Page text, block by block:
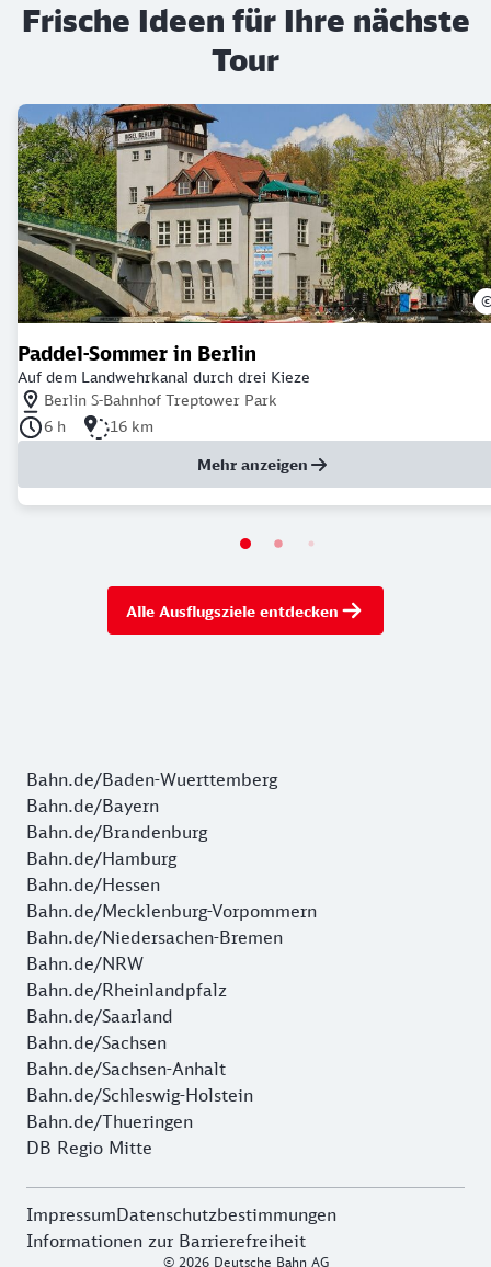
Frische Ideen für Ihre nächste
Tour
Paddel-Sommer in Berlin
Auf dem Landwehrkanal durch drei Kieze
Nächstgelegener Bahnhof: Berlin S-Bahnhof Treptower Park
Berlin S-Bahnhof Treptower Park
Dauer der Tour: 6 Stunden
6 h Länge der Tour: 16 Kilometer
16 km
Mehr anzeigen
Alle Ausflugsziele entdecken
Bahn.de/Baden-Wuerttemberg
Bahn.de/Bayern
Bahn.de/Brandenburg
Bahn.de/Hamburg
Bahn.de/Hessen
Bahn.de/Mecklenburg-Vorpommern
Bahn.de/Niedersachen-Bremen
Bahn.de/NRW
Bahn.de/Rheinlandpfalz
Bahn.de/Saarland
Bahn.de/Sachsen
Bahn.de/Sachsen-Anhalt
Bahn.de/Schleswig-Holstein
Bahn.de/Thueringen
DB Regio Mitte
ImpressumDatenschutzbestimmungen
Informationen zur Barrierefreiheit
© 2026 Deutsche Bahn AG